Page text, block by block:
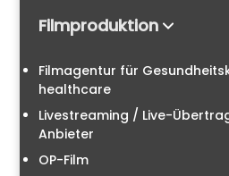
Filmproduktion
Filmagentur für
healthcare
Livestreaming / Live-
Anbieter
OP-Film